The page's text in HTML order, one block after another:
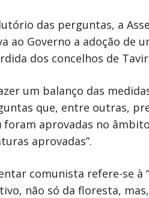
das perguntas, a
ao Governo a adoção
dos concelhos de
um balanço das
que, entre outras,
aprovadas no
aprovadas”.
comunista refere-se à
não só da floresta,